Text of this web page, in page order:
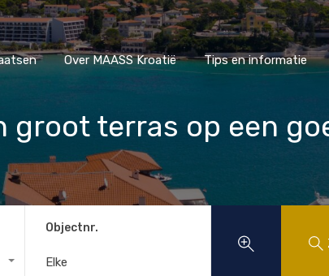
plaatsen Over MAASS Kroatië Tips en
Over MAASS Kroatië Tips en informatie
groot terras op een
Objectnr.